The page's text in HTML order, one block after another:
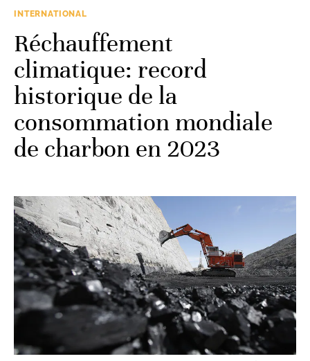
INTERNATIONAL
Réchauffement
climatique: record
historique de la
consommation mondiale
de charbon en 2023